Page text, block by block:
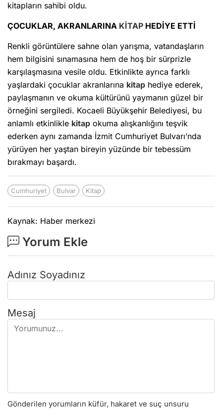
kitapların sahibi oldu.
ÇOCUKLAR, AKRANLARINA KİTAP HEDİYE ETTİ
Renkli görüntülere sahne olan yarışma, vatandaşların
hem bilgisini sınamasına hem de hoş bir sürprizle
karşılaşmasına vesile oldu. Etkinlikte ayrıca farklı
yaşlardaki çocuklar akranlarına kitap hediye ederek,
paylaşmanın ve okuma kültürünü yaymanın güzel bir
örneğini sergiledi. Kocaeli Büyükşehir Belediyesi, bu
anlamlı etkinlikle kitap okuma alışkanlığını teşvik
ederken aynı zamanda İzmit Cumhuriyet Bulvarı’nda
yürüyen her yaştan bireyin yüzünde bir tebessüm
bırakmayı başardı.
Cumhuriyet Bulvar Kitap
Kaynak: Haber merkezi
Yorum Ekle
Adınız Soyadınız
Mesaj
Gönderilen yorumların küfür, hakaret ve suç unsuru